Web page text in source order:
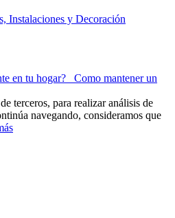
Instalaciones y Decoración
en tu hogar?
Como mantener un
terceros, para realizar análisis de
navegando, consideramos que